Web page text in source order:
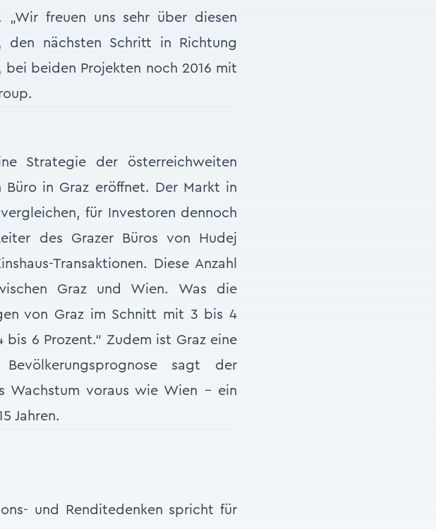
„Wir freuen uns sehr über diesen
nächsten Schritt in Richtung
beiden Projekten noch 2016 mit
Strategie der österreichweiten
Büro in Graz eröffnet. Der Markt in
für Investoren dennoch
des Grazer Büros von Hudej
Transaktionen. Diese Anzahl
Graz und Wien. Was die
von Graz im Schnitt mit 3 bis 4
6 Prozent.“ Zudem ist Graz eine
sagt der
Wachstum voraus wie Wien – ein
Jahren.
und Renditedenken spricht für